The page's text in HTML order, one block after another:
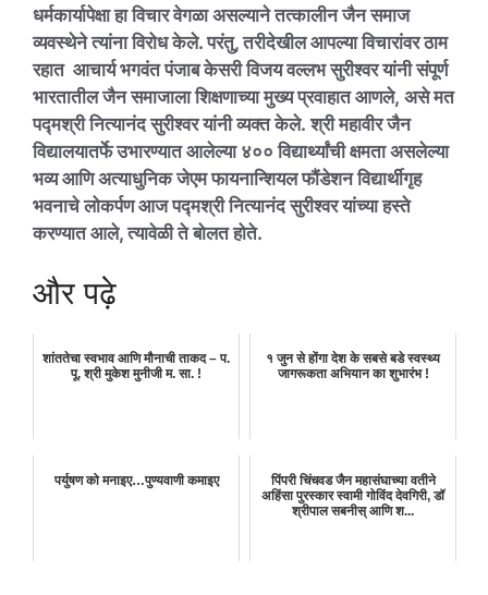
धर्मकार्यापेक्षा हा विचार वेगळा असल्याने तत्कालीन जैन समाज
व्यवस्थेने त्यांना विरोध केले. परंतु, तरीदेखील आपल्या विचारांवर ठाम
रहात आचार्य भगवंत पंजाब केसरी विजय वल्लभ सुरीश्वर यांनी संपूर्ण
भारतातील जैन समाजाला शिक्षणाच्या मुख्य प्रवाहात आणले, असे मत
पद्मश्री नित्यानंद सुरीश्वर यांनी व्यक्त केले. श्री महावीर जैन
विद्यालयातर्फे उभारण्यात आलेल्या ४०० विद्यार्थ्यांची क्षमता असलेल्या
भव्य आणि अत्याधुनिक जेएम फायनान्शियल फौंडेशन विद्यार्थीगृह
भवनाचे लोकर्पण आज पद्मश्री नित्यानंद सुरीश्वर यांच्या हस्ते
करण्यात आले, त्यावेळी ते बोलत होते.
और पढ़े
शांततेचा स्वभाव आणि मौनाची ताकद – प.
पू. श्री मुकेश मुनीजी म. सा. !
१ जुन से होंगा देश के सबसे बडे स्वस्थ्य
जागरूकता अभियान का शुभारंभ !
पर्युषण को मनाइए…पुण्यवाणी कमाइए
पिंपरी चिंचवड जैन महासंघाच्या वतीने
अहिंसा पुरस्कार स्वामी गोविंद देवगिरी, डॉ
श्रीपाल सबनीस् आणि श...